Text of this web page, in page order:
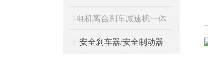
电机离合刹车减速机一体
安全刹车器/安全制动器